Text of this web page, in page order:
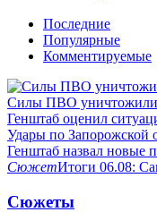
Последние
Популярные
Комментируемые
Силы ПВО уничтожили
Генштаб оценил
Удары по Запорожской
Генштаб назвал новые
СюжетИтоги 06.08:
Сюжеты